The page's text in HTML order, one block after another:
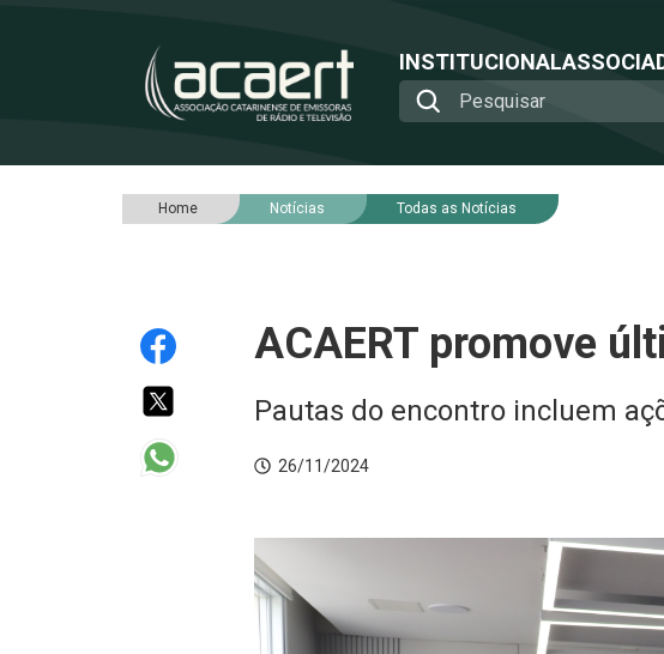
INSTITUCIONAL
Home Notícias Todas as Notícias
ACAERT promove
Pautas do encontro incluem
26/11/2024